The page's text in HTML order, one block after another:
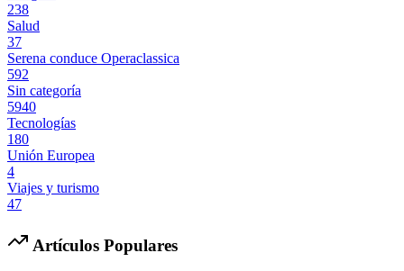
238
Salud
37
Serena conduce Operaclassica
592
Sin categoría
5940
Tecnologías
180
Unión Europea
4
Viajes y turismo
47
Artículos Populares